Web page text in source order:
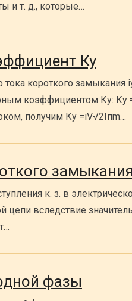
и т. д., которые…
Ку
тока короткого
коэффициентом Ку:
получим Ку =iV√2Iпm…
замыкания
к. з. в
цепи вследствие
фазы